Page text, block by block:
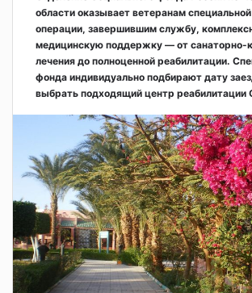
области оказывает ветеранам
операции, завершившим службу,
медицинскую поддержку — от санаторно-
лечения до полноценной реабилитации.
фонда индивидуально подбирают дату
выбрать подходящий центр реабилитации